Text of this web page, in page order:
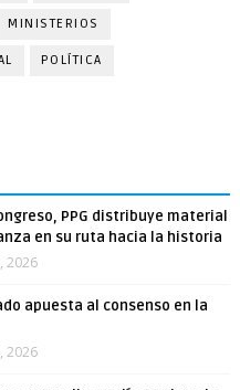
MINISTERIOS
POLÍTICA
PPG distribuye material
en su ruta hacia la historia
2026
apuesta al consenso en la
2026